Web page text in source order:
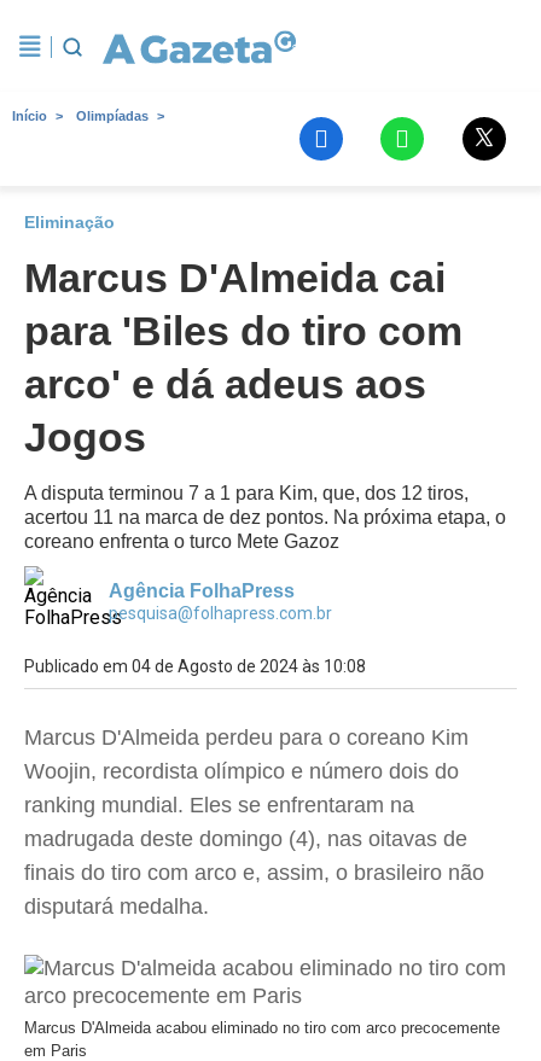
Início Olimpíadas
Eliminação
Marcus D'Almeida cai
para 'Biles do tiro com
arco' e dá adeus aos
Jogos
A disputa terminou 7 a 1 para Kim, que, dos 12 tiros,
acertou 11 na marca de dez pontos. Na próxima etapa, o
coreano enfrenta o turco Mete Gazoz
Agência FolhaPress
pesquisa@folhapress.com.br
Publicado em 04 de Agosto de 2024 às 10:08
Marcus D'Almeida perdeu para o coreano Kim
Woojin, recordista olímpico e número dois do
ranking mundial. Eles se enfrentaram na
madrugada deste domingo (4), nas oitavas de
finais do tiro com arco e, assim, o brasileiro não
disputará medalha.
Marcus D'Almeida acabou eliminado no tiro com arco precocemente
em Paris